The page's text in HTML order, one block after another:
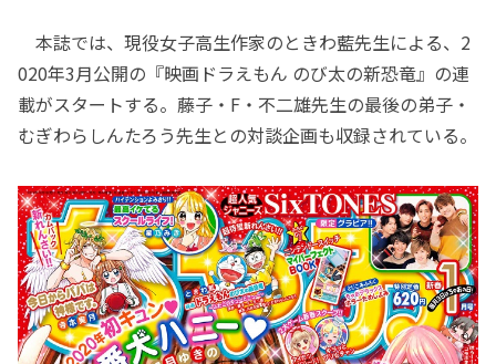
本誌では、現役女子高生作家のときわ藍先生による、2
020年3月公開の『映画ドラえもん のび太の新恐竜』の連
載がスタートする。藤子・F・不二雄先生の最後の弟子・
むぎわらしんたろう先生との対談企画も収録されている。